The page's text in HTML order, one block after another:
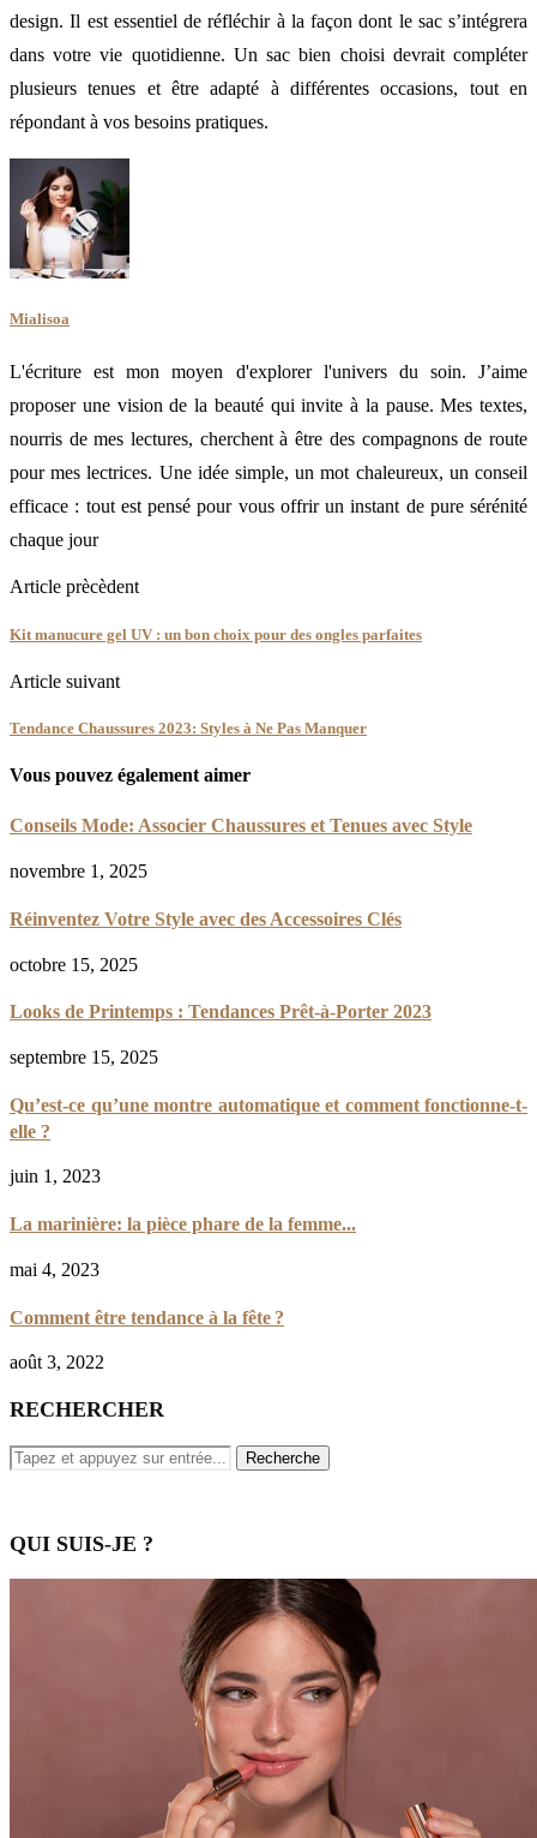
design. Il est essentiel de réfléchir à la façon dont le sac s’intégrera
dans votre vie quotidienne. Un sac bien choisi devrait compléter
plusieurs tenues et être adapté à différentes occasions, tout en
répondant à vos besoins pratiques.
Mialisoa
L'écriture est mon moyen d'explorer l'univers du soin. J’aime
proposer une vision de la beauté qui invite à la pause. Mes textes,
nourris de mes lectures, cherchent à être des compagnons de route
pour mes lectrices. Une idée simple, un mot chaleureux, un conseil
efficace : tout est pensé pour vous offrir un instant de pure sérénité
chaque jour
Article prècèdent
Kit manucure gel UV : un bon choix pour des ongles parfaites
Article suivant
Tendance Chaussures 2023: Styles à Ne Pas Manquer
Vous pouvez également aimer
Conseils Mode: Associer Chaussures et Tenues avec Style
novembre 1, 2025
Réinventez Votre Style avec des Accessoires Clés
octobre 15, 2025
Looks de Printemps : Tendances Prêt-à-Porter 2023
septembre 15, 2025
Qu’est-ce qu’une montre automatique et comment fonctionne-t-
elle ?
juin 1, 2023
La marinière: la pièce phare de la femme...
mai 4, 2023
Comment être tendance à la fête ?
août 3, 2022
RECHERCHER
QUI SUIS-JE ?